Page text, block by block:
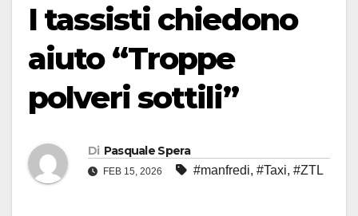
I tassisti chiedono
aiuto “Troppe
polveri sottili”
Di Pasquale Spera
FEB 15, 2026 #manfredi, #Taxi, #ZTL